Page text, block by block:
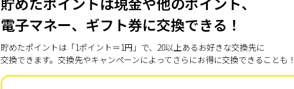
電子マネー、ギフト券に交換できる！
貯めたポイントは「1ポイント＝1円」で、20以上あるお好きな交換先に
交換できます。交換先やキャンペーンによってさらにお得に交換できることも